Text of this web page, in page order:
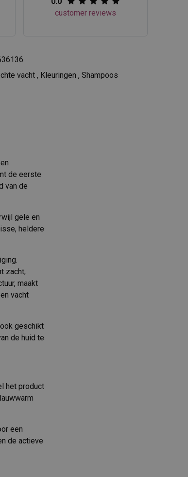
customer reviews
vacht, Kleuringen , Shampoos
de eerste
van de
gele en
heldere
zacht,
maakt
vacht
geschikt
de huid te
het product
een
de actieve